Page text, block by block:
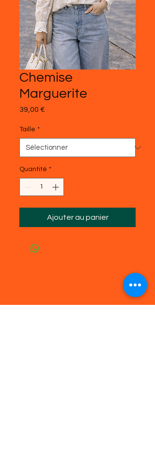
Chemise
Marguerite
39,00 €
Taille *
Quantité *
Ajouter au panier